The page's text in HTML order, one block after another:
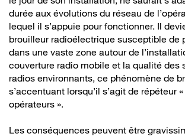
durée aux évolutions du réseau de
lequel il s’appuie pour fonctionner. Il
brouilleur radioélectrique susceptible de
dans une vaste zone autour de
couverture radio mobile et la qualité des
radios environnants, ce phénomène de
s’accentuant lorsqu’il s’agit de répéteur
opérateurs ».
Les conséquences peuvent être